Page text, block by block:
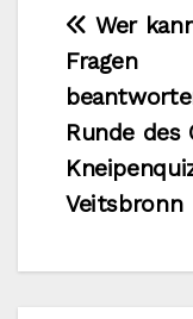
Wer
Fragen
Runde des
Veitsbronn